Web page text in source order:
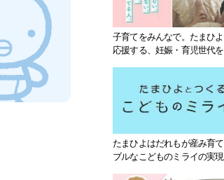
子育てをみんなで。たまひ
応援する、妊娠・育児世代
たまひよはだれもが産み育
ブルなこどものミライの実